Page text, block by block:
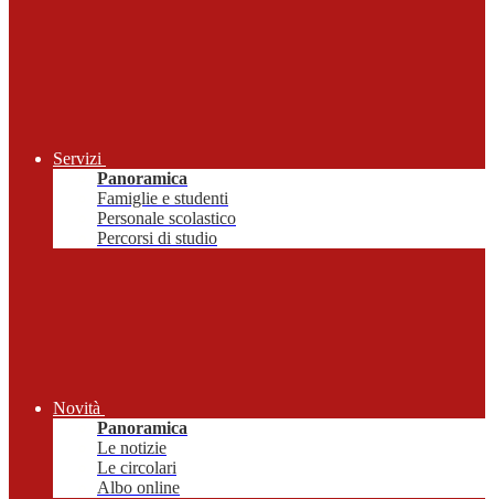
Servizi
Panoramica
Famiglie e studenti
Personale scolastico
Percorsi di studio
Novità
Panoramica
Le notizie
Le circolari
Albo online